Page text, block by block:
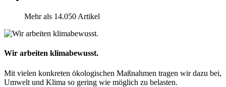
Mehr als 14.050 Artikel
Wir arbeiten klimabewusst.
Mit vielen konkreten ökologischen Maßnahmen tragen wir dazu bei,
Umwelt und Klima so gering wie möglich zu belasten.